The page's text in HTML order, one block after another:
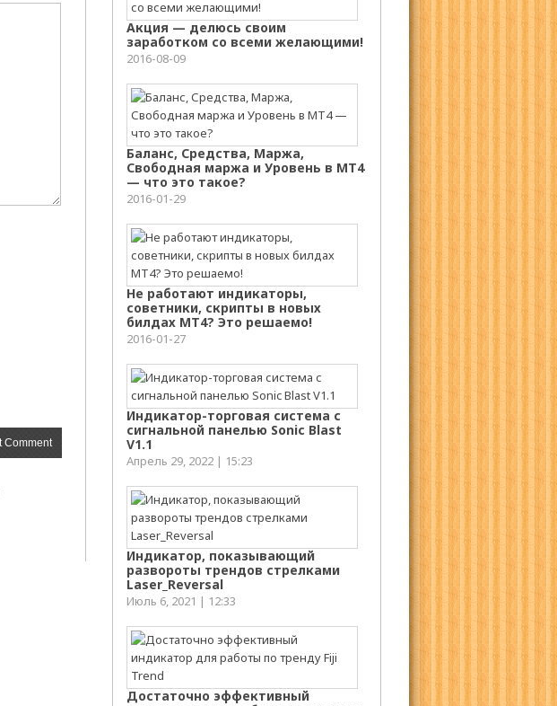
Акция — делюсь своим
заработком со всеми желающими!
2016-08-09
Баланс, Средства, Маржа,
Свободная маржа и Уровень в МТ4
— что это такое?
2016-01-29
Не работают индикаторы,
советники, скрипты в новых
билдах МТ4? Это решаемо!
2016-01-27
Индикатор-торговая система с
сигнальной панелью Sonic Blast
V1.1
Апрель 29, 2022 | 15:23
Индикатор, показывающий
развороты трендов стрелками
Laser_Reversal
Июль 6, 2021 | 12:33
Достаточно эффективный